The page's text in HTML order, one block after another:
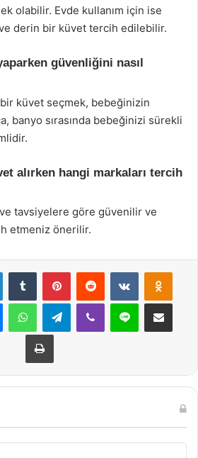
olabilir. Evde kullanım için ise
derin bir küvet tercih edilebilir.
güvenliğini nasıl
küvet seçmek, bebeğinizin
banyo sırasında bebeğinizi sürekli
alırken hangi markaları tercih
ve tavsiyelere göre güvenilir ve
etmeniz önerilir.
LinkedInTumblr PinterestReddit VKontakte
MessengerWhatsAppTelegramViber Line E-Posta ile
Yazdır